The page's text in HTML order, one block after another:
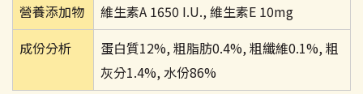
營養添加物
維生素A 1650 I.U., 維生素E 10mg
成份分析
蛋白質12%, 粗脂肪0.4%, 粗纖維0.1%, 粗
灰分1.4%, 水份86%